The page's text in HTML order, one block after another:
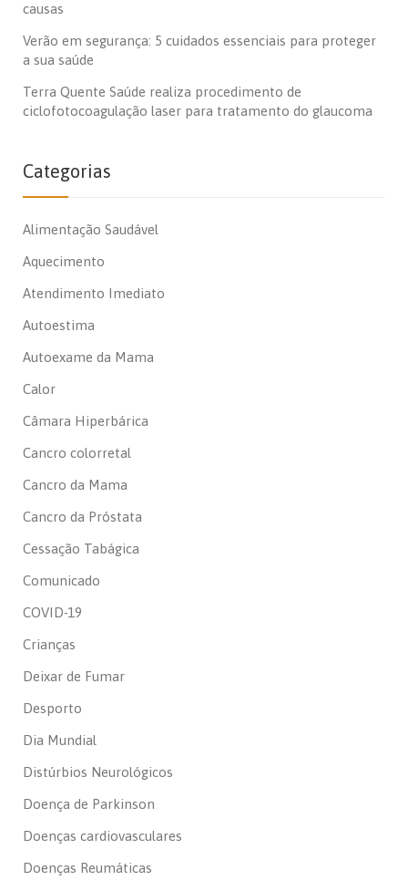
causas
Verão em segurança: 5 cuidados essenciais para proteger
a sua saúde
Terra Quente Saúde realiza procedimento de
ciclofotocoagulação laser para tratamento do glaucoma
Categorias
Alimentação Saudável
Aquecimento
Atendimento Imediato
Autoestima
Autoexame da Mama
Calor
Câmara Hiperbárica
Cancro colorretal
Cancro da Mama
Cancro da Próstata
Cessação Tabágica
Comunicado
COVID-19
Crianças
Deixar de Fumar
Desporto
Dia Mundial
Distúrbios Neurológicos
Doença de Parkinson
Doenças cardiovasculares
Doenças Reumáticas